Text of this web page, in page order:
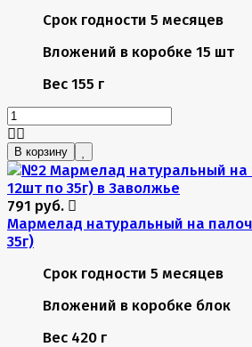
Срок годности 5 месяцев
Вложений в коробке 15 шт
Вес 155 г
В корзину
791 руб.
Мармелад натуральный на
35г)
Срок годности 5 месяцев
Вложений в коробке блок
Вес 420 г